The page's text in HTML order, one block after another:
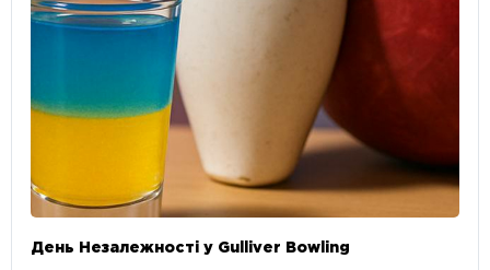
День Незалежності у Gulliver Bowling